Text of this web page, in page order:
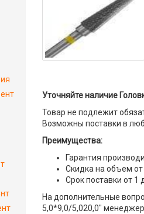
Уточняйте наличие
Товар не подлежит
Возможны поставки в
Преимущества:
Гарантия
Скидка на объем от
Срок поставки от 1
На дополнительные
5,0*9,0/5,020,0" менеджер